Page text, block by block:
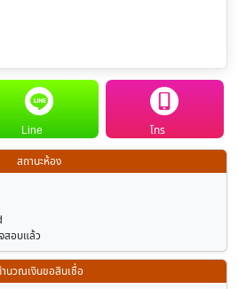
Line
โทร
สถานะห้อง
สอบแล้ว
นวณเงินขอสินเชื่อ